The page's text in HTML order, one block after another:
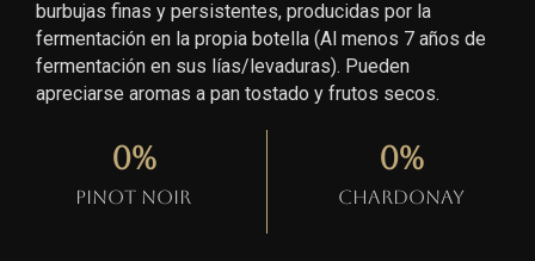
burbujas finas y persistentes, producidas por la
fermentación en la propia botella (Al menos 7 años de
fermentación en sus lías/levaduras). Pueden
apreciarse aromas a pan tostado y frutos secos.
Pinot Noir
0%
Chardonay
0%